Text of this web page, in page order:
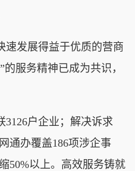
发展得益于优质的营商
服务精神已成为共识，
户企业；解决诉求
通办覆盖186项涉企事
50%以上。高效服务铸就